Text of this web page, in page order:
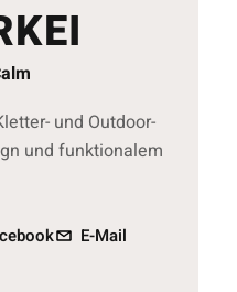
und Outdoor-
und funktionalem
E-Mail